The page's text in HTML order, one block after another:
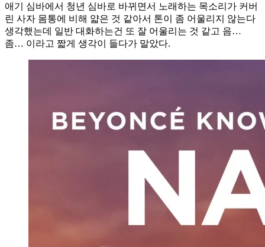
애기 심바에서 청년 심바로 바뀌면서 노래하는 목소리가 커버
린 사자 몸통에 비해 얇은 것 같아서 톤이 좀 어울리지 않는다
생각했는데 일반 대화하는건 또 잘 어울리는 것 같고 음…
좀… 이라고 짧게 생각이 들다가 말았다.